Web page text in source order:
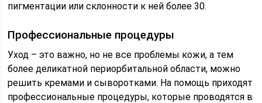
пигментации или склонности к ней более 30.
Профессиональные процедуры
Уход – это важно, но не все проблемы кожи, а тем
более деликатной периорбитальной области, можно
решить кремами и сыворотками. На помощь приходят
профессиональные процедуры, которые проводятся в